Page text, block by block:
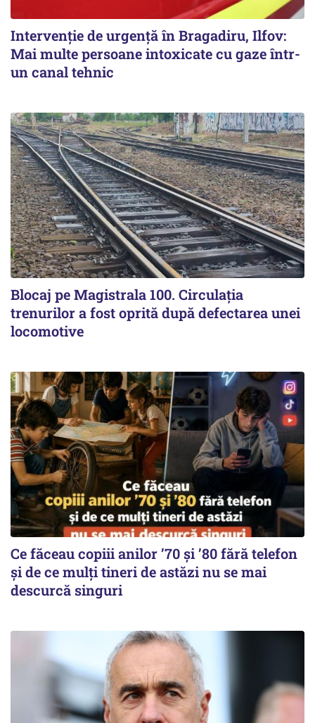
Intervenție de urgență în Bragadiru, Ilfov:
Mai multe persoane intoxicate cu gaze într-
un canal tehnic
Blocaj pe Magistrala 100. Circulația
trenurilor a fost oprită după defectarea unei
locomotive
Ce făceau copiii anilor ’70 și ’80 fără telefon
și de ce mulți tineri de astăzi nu se mai
descurcă singuri